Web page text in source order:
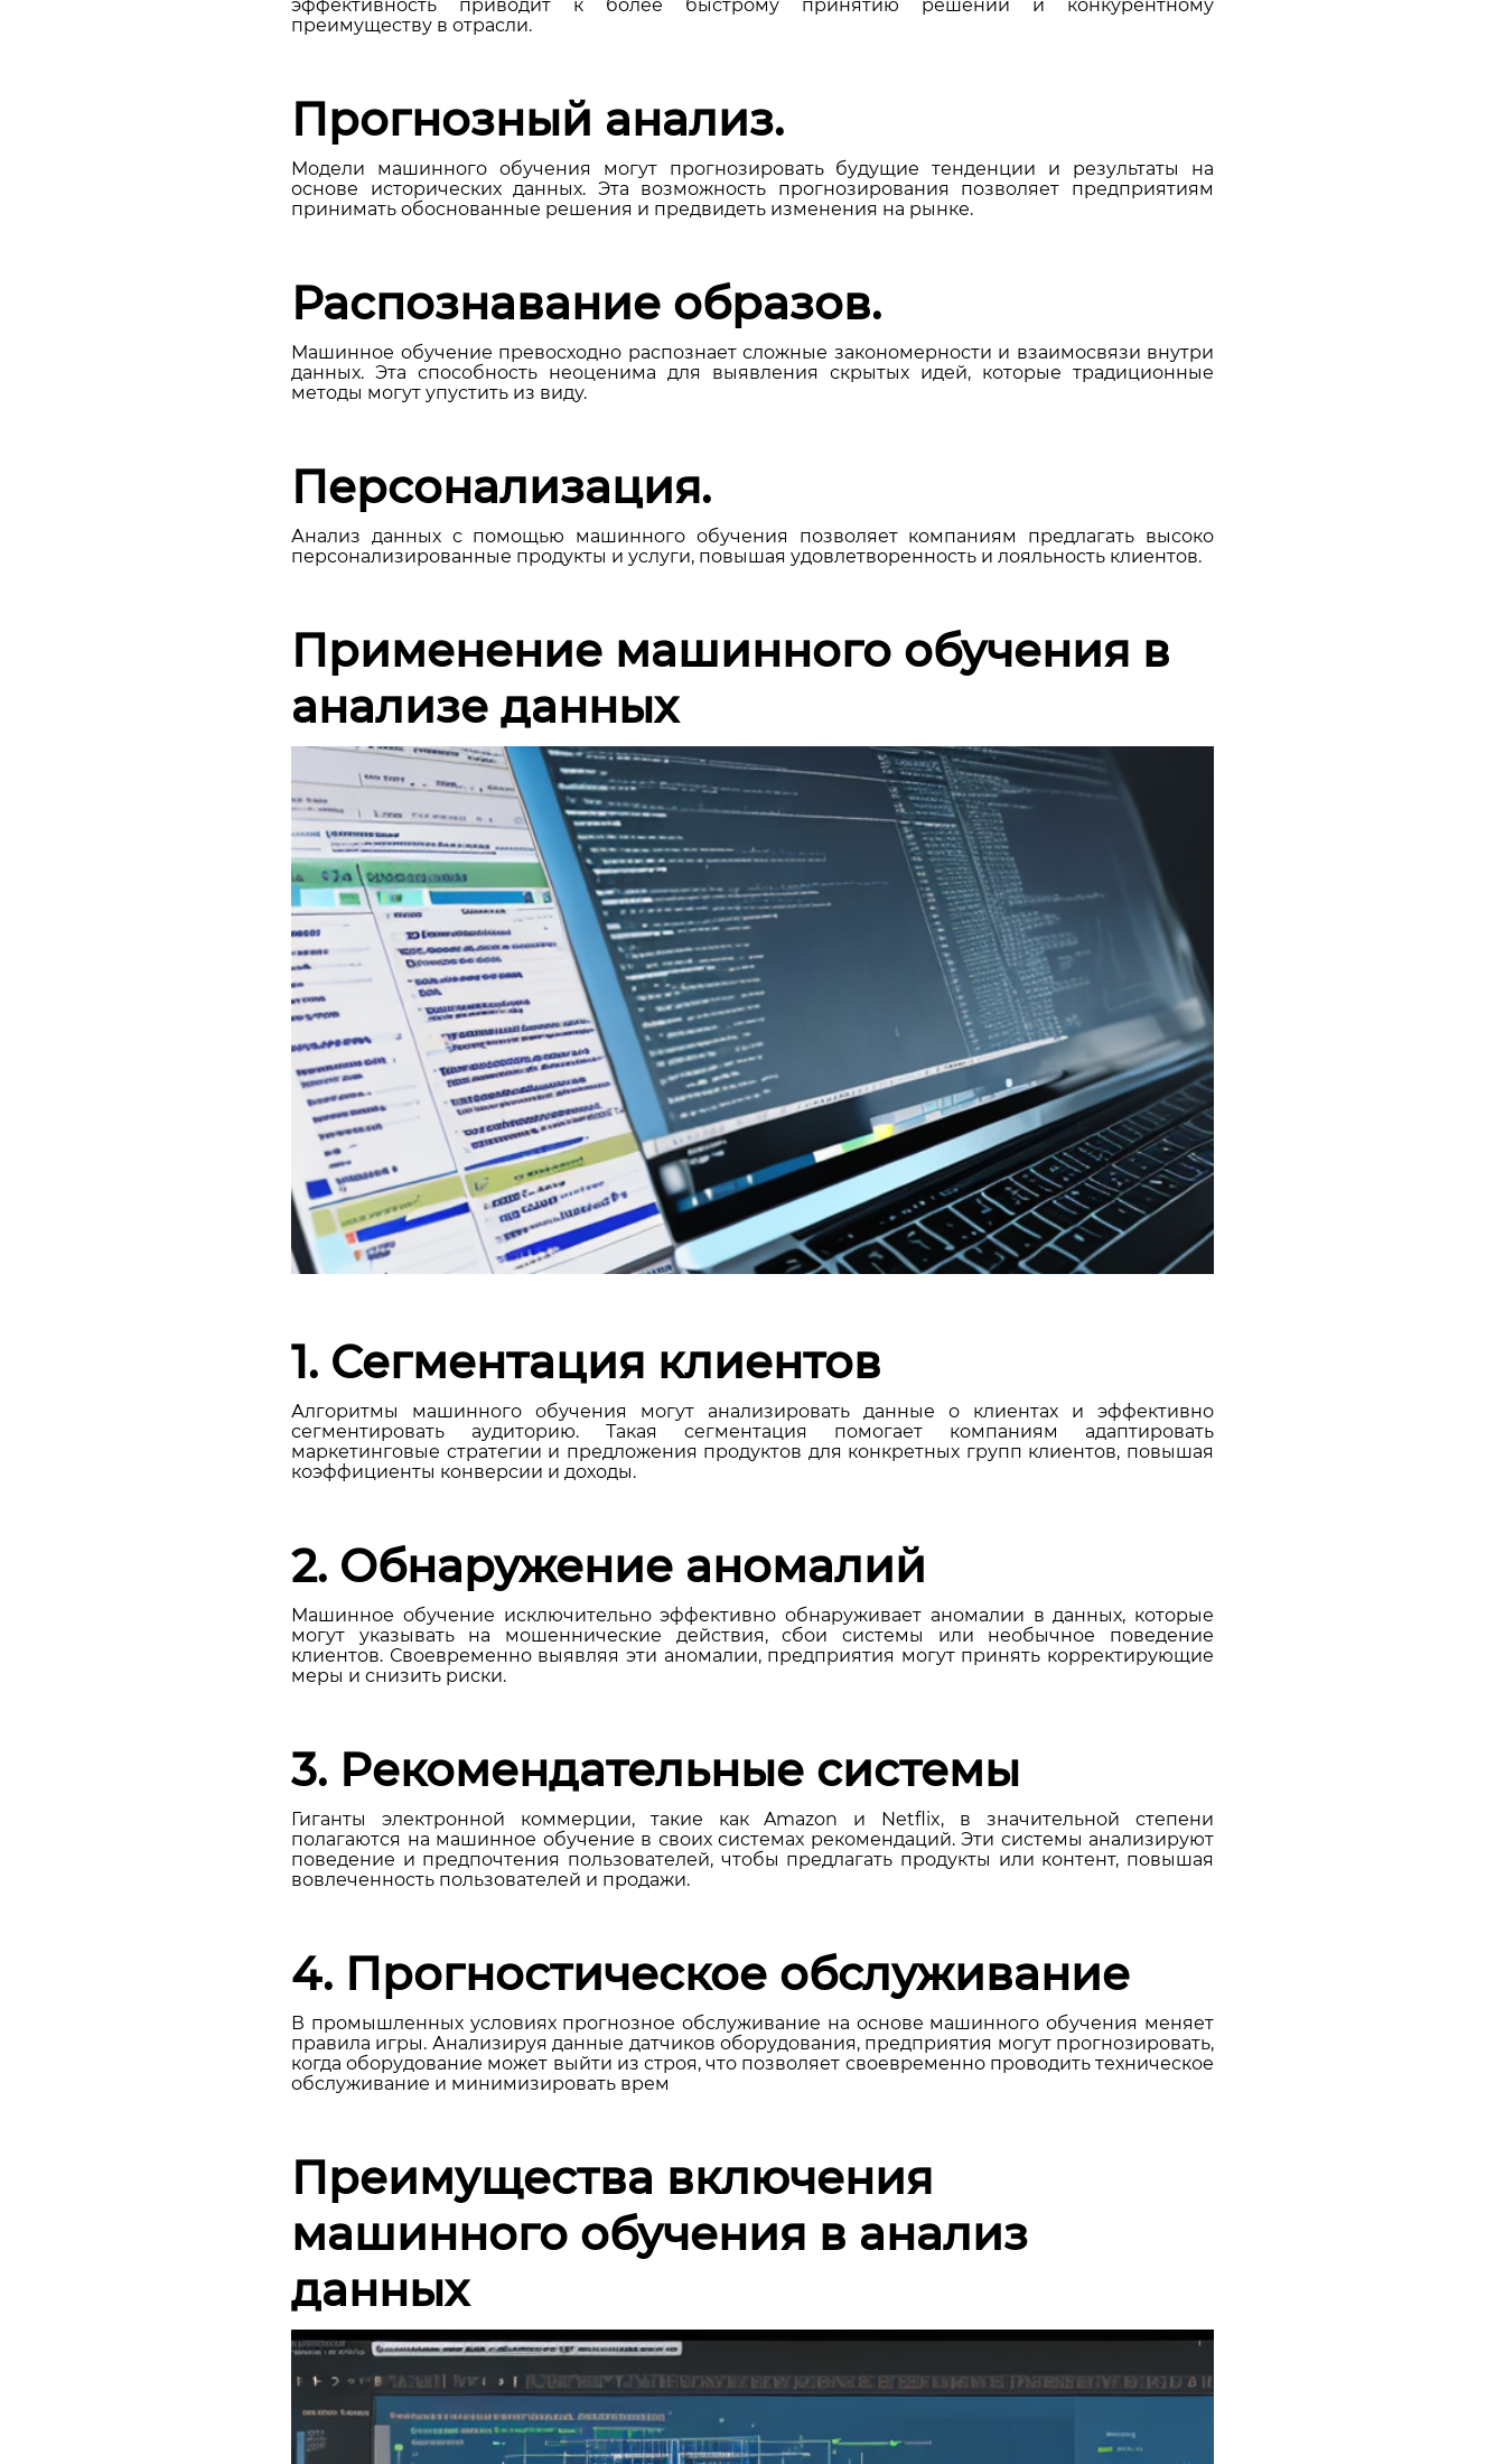
эффективность приводит к более быстрому принятию решений и конкурентному
преимуществу в отрасли.
Прогнозный анализ.
Модели машинного обучения могут прогнозировать будущие тенденции и результаты на
основе исторических данных. Эта возможность прогнозирования позволяет предприятиям
принимать обоснованные решения и предвидеть изменения на рынке.
Распознавание образов.
Машинное обучение превосходно распознает сложные закономерности и взаимосвязи внутри
данных. Эта способность неоценима для выявления скрытых идей, которые традиционные
методы могут упустить из виду.
Персонализация.
Анализ данных с помощью машинного обучения позволяет компаниям предлагать высоко
персонализированные продукты и услуги, повышая удовлетворенность и лояльность клиентов.
Применение машинного обучения в
анализе данных
1. Сегментация клиентов
Алгоритмы машинного обучения могут анализировать данные о клиентах и эффективно
сегментировать аудиторию. Такая сегментация помогает компаниям адаптировать
маркетинговые стратегии и предложения продуктов для конкретных групп клиентов, повышая
коэффициенты конверсии и доходы.
2. Обнаружение аномалий
Машинное обучение исключительно эффективно обнаруживает аномалии в данных, которые
могут указывать на мошеннические действия, сбои системы или необычное поведение
клиентов. Своевременно выявляя эти аномалии, предприятия могут принять корректирующие
меры и снизить риски.
3. Рекомендательные системы
Гиганты электронной коммерции, такие как Amazon и Netflix, в значительной степени
полагаются на машинное обучение в своих системах рекомендаций. Эти системы анализируют
поведение и предпочтения пользователей, чтобы предлагать продукты или контент, повышая
вовлеченность пользователей и продажи.
4. Прогностическое обслуживание
В промышленных условиях прогнозное обслуживание на основе машинного обучения меняет
правила игры. Анализируя данные датчиков оборудования, предприятия могут прогнозировать,
когда оборудование может выйти из строя, что позволяет своевременно проводить техническое
обслуживание и минимизировать врем
Преимущества включения
машинного обучения в анализ
данных